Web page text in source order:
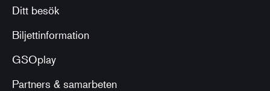
Ditt besök
Biljettinformation
GSOplay
Partners & samarbeten